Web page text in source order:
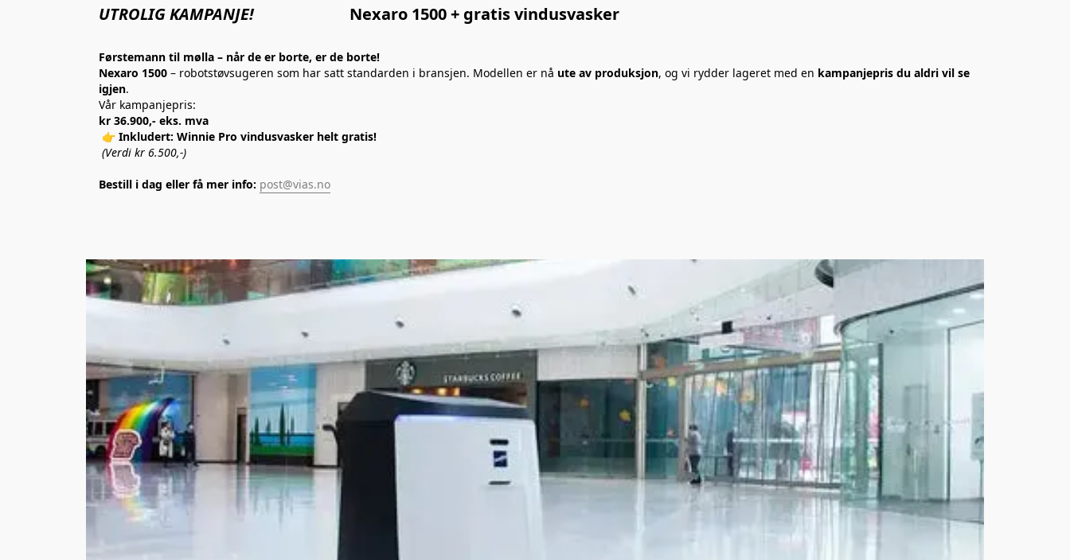
UTROLIG KAMPANJE!Nexaro 1500 + gratis vindusvasker
Førstemann til mølla – når de er borte, er de borte!
Nexaro 1500 – robotstøvsugeren som har satt standarden i bransjen. Modellen er nå ute av produksjon, og vi rydder lageret med en kampanjepris du aldri vil se
igjen.
Vår kampanjepris:
kr 36.900,- eks. mva
👉 Inkludert: Winnie Pro vindusvasker helt gratis!
(Verdi kr 6.500,-)
Bestill i dag eller få mer info: post@vias.no